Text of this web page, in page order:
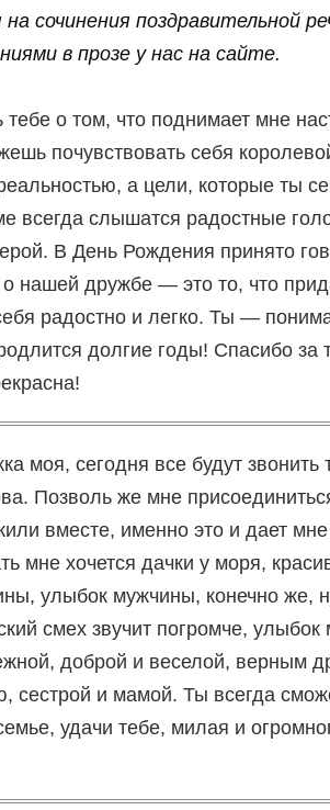
сочинения поздравительной
в прозе у нас на сайте.
тебе о том, что поднимает мне
почувствовать себя
а цели, которые ты
всегда слышатся радостные
В День Рождения принято
о нашей дружбе — это то, что
радостно и легко. Ты —
долгие годы! Спасибо за
моя, сегодня все будут звонить
Позволь же мне
вместе, именно это и дает мне
мне хочется дачки у моря,
улыбок мужчины, конечно же,
смех звучит погромче, улыбок
доброй и веселой, верным
сестрой и мамой. Ты всегда
удачи тебе, милая и